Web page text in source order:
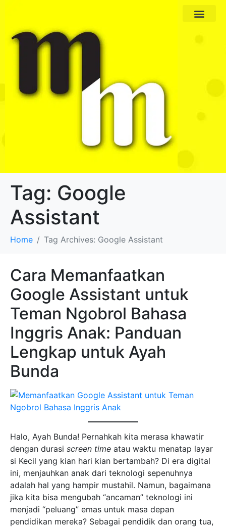
Tag: Google
Assistant
Home Tag Archives: Google Assistant
Cara Memanfaatkan
Google Assistant untuk
Teman Ngobrol Bahasa
Inggris Anak: Panduan
Lengkap untuk Ayah
Bunda
Halo, Ayah Bunda! Pernahkah kita merasa khawatir
dengan durasi screen time atau waktu menatap layar
si Kecil yang kian hari kian bertambah? Di era digital
ini, menjauhkan anak dari teknologi sepenuhnya
adalah hal yang hampir mustahil. Namun, bagaimana
jika kita bisa mengubah “ancaman” teknologi ini
menjadi “peluang” emas untuk masa depan
pendidikan mereka? Sebagai pendidik dan orang tua,